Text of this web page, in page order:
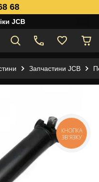
68
JCB
Запчастини JCB
КНОПКА
ЗВ'ЯЗКУ